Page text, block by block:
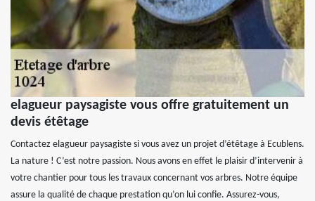
elagueur paysagiste vous offre gratuitement un
devis étêtage
Contactez elagueur paysagiste si vous avez un projet d’étêtage à Ecublens.
La nature ! C’est notre passion. Nous avons en effet le plaisir d’intervenir à
votre chantier pour tous les travaux concernant vos arbres. Notre équipe
assure la qualité de chaque prestation qu’on lui confie. Assurez-vous,